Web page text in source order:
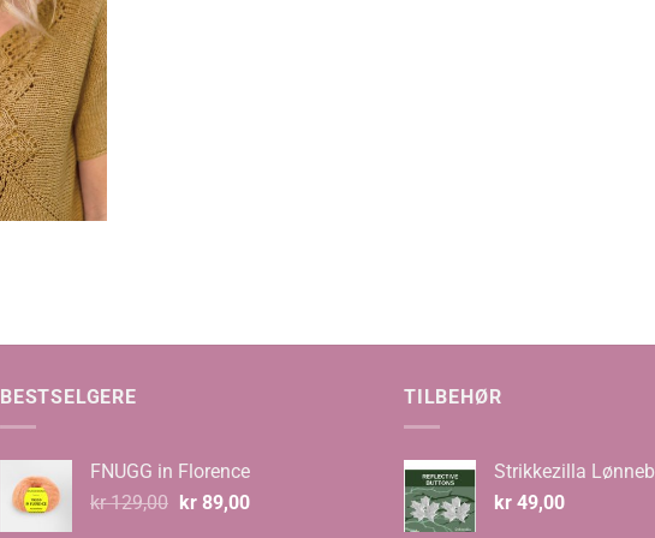
BESTSELGERE
FNUGG in Florence
kr129,00 Opprinnelig
kr89,00Nåværende
TILBEHØR
Strikkezilla
kr 49,00